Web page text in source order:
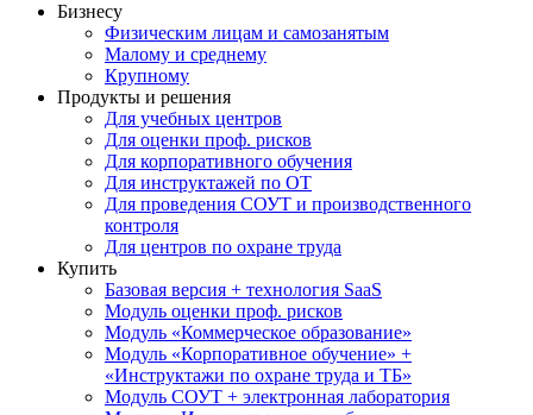
Бизнесу
Физическим лицам и самозанятым
Малому и среднему
Крупному
Продукты и решения
Для учебных центров
Для оценки проф. рисков
Для корпоративного обучения
Для инструктажей по ОТ
Для проведения СОУТ и производственного
контроля
Для центров по охране труда
Купить
Базовая версия + технология SaaS
Модуль оценки проф. рисков
Модуль «Коммерческое образование»
Модуль «Корпоративное обучение» +
«Инструктажи по охране труда и ТБ»
Модуль СОУТ + электронная лаборатория